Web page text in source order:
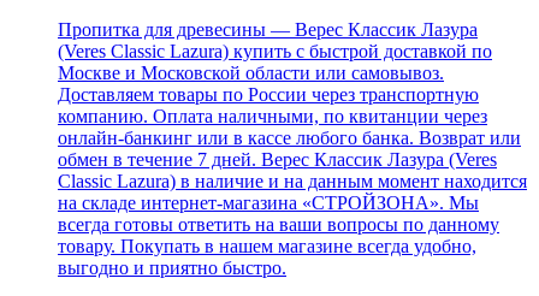
Пропитка для древесины — Верес Классик Лазура
(Veres Classic Lazura) купить с быстрой доставкой по
Москве и Московской области или самовывоз.
Доставляем товары по России через транспортную
компанию. Оплата наличными, по квитанции через
онлайн-банкинг или в кассе любого банка. Возврат или
обмен в течение 7 дней. Верес Классик Лазура (Veres
Classic Lazura) в наличие и на данным момент находится
на складе интернет-магазина «СТРОЙЗОНА». Мы
всегда готовы ответить на ваши вопросы по данному
товару. Покупать в нашем магазине всегда удобно,
выгодно и приятно быстро.